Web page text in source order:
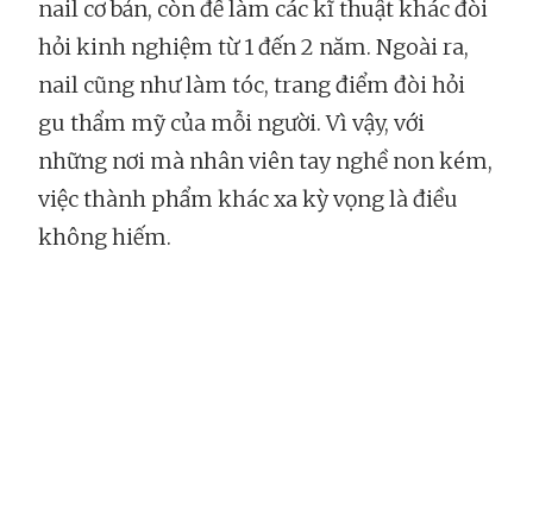
nail cơ bản, còn để làm các kĩ thuật khác đòi
hỏi kinh nghiệm từ 1 đến 2 năm. Ngoài ra,
nail cũng như làm tóc, trang điểm đòi hỏi
gu thẩm mỹ của mỗi người. Vì vậy, với
những nơi mà nhân viên tay nghề non kém,
việc thành phẩm khác xa kỳ vọng là điều
không hiếm.